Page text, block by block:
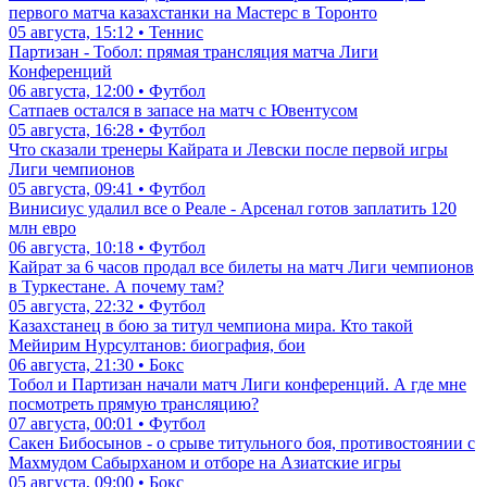
первого матча казахстанки на Мастерс в Торонто
05 августа, 15:12 • Теннис
Партизан - Тобол: прямая трансляция матча Лиги
Конференций
06 августа, 12:00 • Футбол
Сатпаев остался в запасе на матч с Ювентусом
05 августа, 16:28 • Футбол
Что сказали тренеры Кайрата и Левски после первой игры
Лиги чемпионов
05 августа, 09:41 • Футбол
Винисиус удалил все о Реале - Арсенал готов заплатить 120
млн евро
06 августа, 10:18 • Футбол
Кайрат за 6 часов продал все билеты на матч Лиги чемпионов
в Туркестане. А почему там?
05 августа, 22:32 • Футбол
Казахстанец в бою за титул чемпиона мира. Кто такой
Мейирим Нурсултанов: биография, бои
06 августа, 21:30 • Бокс
Тобол и Партизан начали матч Лиги конференций. А где мне
посмотреть прямую трансляцию?
07 августа, 00:01 • Футбол
Сакен Бибосынов - о срыве титульного боя, противостоянии с
Махмудом Сабырханом и отборе на Азиатские игры
05 августа, 09:00 • Бокс